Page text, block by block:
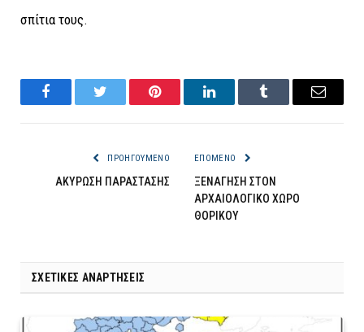
σπίτια τους.
FacebookTwitter Pinterest LinkedInTumblr Email
ΠΡΟΗΓΟΎΜΕΝΟ
ΑΚΥΡΩΣΗ ΠΑΡΑΣΤΑΣΗΣ
ΕΠΌΜΕΝΟ
ΞΕΝΑΓΗΣΗ ΣΤΟΝ
ΑΡΧΑΙΟΛΟΓΙΚΟ ΧΩΡΟ
ΘΟΡΙΚΟΥ
ΣΧΕΤΙΚΈΣ ΑΝΑΡΤΉΣΕΙΣ